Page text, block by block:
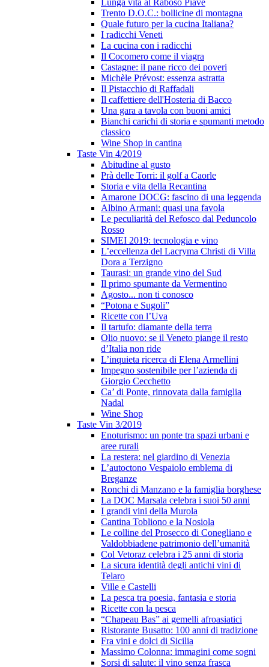
Lunga vita al Raboso Piave
Trento D.O.C.: bollicine di montagna
Quale futuro per la cucina Italiana?
I radicchi Veneti
La cucina con i radicchi
Il Cocomero come il viagra
Castagne: il pane ricco dei poveri
Michèle Prévost: essenza astratta
Il Pistacchio di Raffadali
Il caffettiere dell'Hosteria di Bacco
Una gara a tavola con buoni amici
Bianchi carichi di storia e spumanti metodo
classico
Wine Shop in cantina
Taste Vin 4/2019
Abitudine al gusto
Prà delle Torri: il golf a Caorle
Storia e vita della Recantina
Amarone DOCG: fascino di una leggenda
Albino Armani: quasi una favola
Le peculiarità del Refosco dal Peduncolo
Rosso
SIMEI 2019: tecnologia e vino
L’eccellenza del Lacryma Christi di Villa
Dora a Terzigno
Taurasi: un grande vino del Sud
Il primo spumante da Vermentino
Agosto... non ti conosco
“Potona e Sugoli”
Ricette con l’Uva
Il tartufo: diamante della terra
Olio nuovo: se il Veneto piange il resto
d’Italia non ride
L’inquieta ricerca di Elena Armellini
Impegno sostenibile per l’azienda di
Giorgio Cecchetto
Ca’ di Ponte, rinnovata dalla famiglia
Nadal
Wine Shop
Taste Vin 3/2019
Enoturismo: un ponte tra spazi urbani e
aree rurali
La restera: nel giardino di Venezia
L’autoctono Vespaiolo emblema di
Breganze
Ronchi di Manzano e la famiglia borghese
La DOC Marsala celebra i suoi 50 anni
I grandi vini della Murola
Cantina Tobliono e la Nosiola
Le colline del Prosecco di Conegliano e
Valdobbiadene patrimonio dell’umanità
Col Vetoraz celebra i 25 anni di storia
La sicura identità degli antichi vini di
Telaro
Ville e Castelli
La pesca tra poesia, fantasia e storia
Ricette con la pesca
“Chapeau Bas” ai gemelli afroasiatici
Ristorante Busatto: 100 anni di tradizione
Fra vini e dolci di Sicilia
Massimo Colonna: immagini come sogni
Sorsi di salute: il vino senza frasca